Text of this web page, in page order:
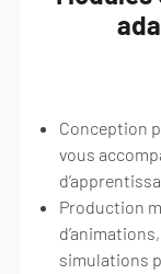
Conception
vous
Production
simulations